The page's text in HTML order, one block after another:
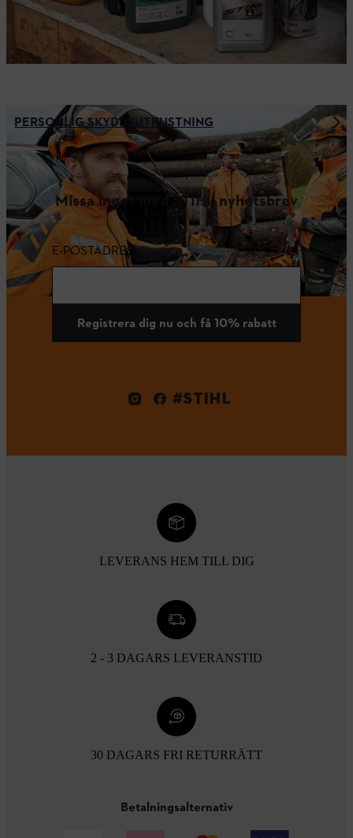
PERSONLIG SKYDDSUTRUSTNING
Missa inget med STIHL nyhetsbrev
E-POSTADRESS
Registrera dig nu och få 10% rabatt
#STIHL
LEVERANS HEM TILL DIG
2 - 3 DAGARS LEVERANSTID
30 DAGARS FRI RETURRÄTT
Betalningsalternativ